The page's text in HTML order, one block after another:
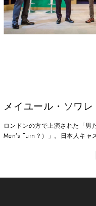
メイユール・ソワレ
ロンドンの方で上演された「男
Men’s Turn？）」。日本人キャ
に幕を降ろし、ソワレが幕を開
えてくるはずの台詞が聞こえ
えてきたのはバウンダリーマイ